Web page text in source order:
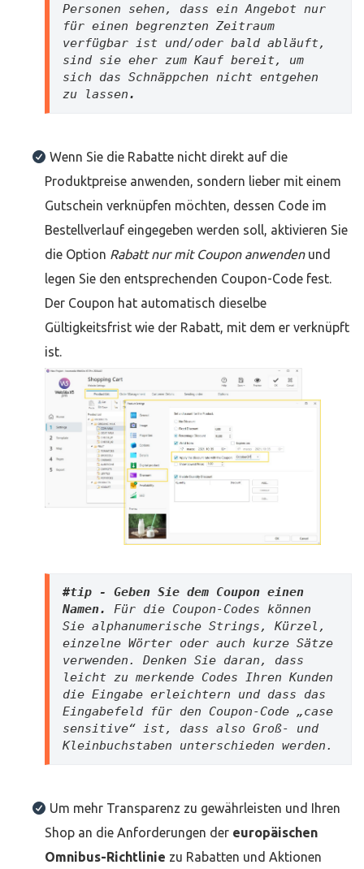
Personen sehen, dass ein Angebot nur
für einen begrenzten Zeitraum
verfügbar ist und/oder bald abläuft,
sind sie eher zum Kauf bereit, um
sich das Schnäppchen nicht entgehen
zu lassen.
Wenn Sie die Rabatte nicht direkt auf die
Produktpreise anwenden, sondern lieber mit einem
Gutschein verknüpfen möchten, dessen Code im
Bestellverlauf eingegeben werden soll, aktivieren Sie
die Option Rabatt nur mit Coupon anwenden und
legen Sie den entsprechenden Coupon-Code fest.
Der Coupon hat automatisch dieselbe
Gültigkeitsfrist wie der Rabatt, mit dem er verknüpft
ist.
#tip - Geben Sie dem Coupon einen
Namen. Für die Coupon-Codes können
Sie alphanumerische Strings, Kürzel,
einzelne Wörter oder auch kurze Sätze
verwenden. Denken Sie daran, dass
leicht zu merkende Codes Ihren Kunden
die Eingabe erleichtern und dass das
Eingabefeld für den Coupon-Code „case
sensitive“ ist, dass also Groß- und
Kleinbuchstaben unterschieden werden.
Um mehr Transparenz zu gewährleisten und Ihren
Shop an die Anforderungen der europäischen
Omnibus-Richtlinie zu Rabatten und Aktionen